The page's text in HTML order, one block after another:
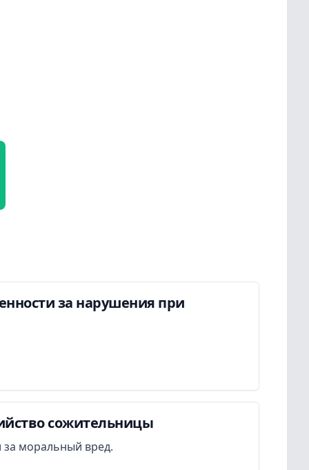
за нарушения при
сожительницы
за моральный вред.